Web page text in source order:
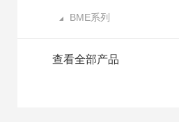
BME系列
查看全部产品